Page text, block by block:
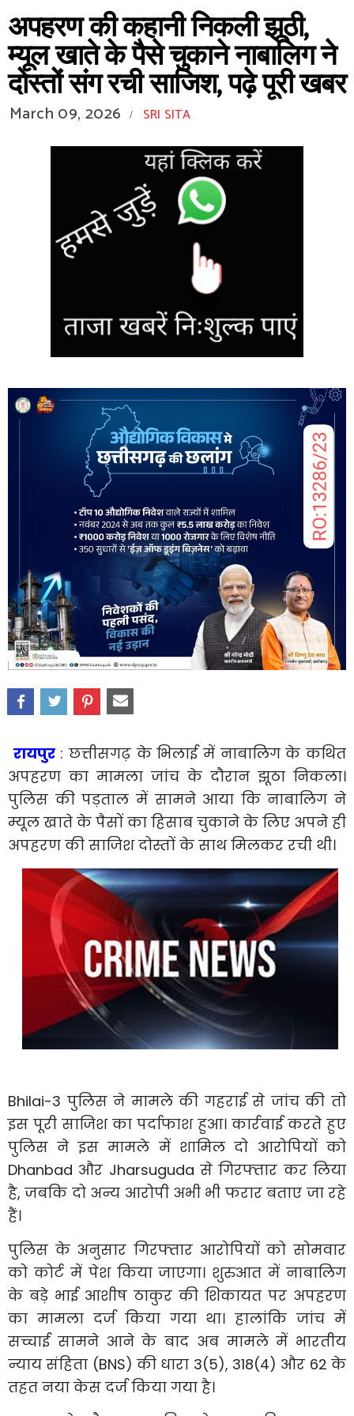
अपहरण की कहानी निकली झूठी,
म्यूल खाते के पैसे चुकाने नाबालिग ने
दोस्तों संग रची साजिश, पढ़े पूरी खबर
March 09, 2026 / SRI SITA
रायपुर: छत्तीसगढ़ के भिलाई में नाबालिग के कथित
अपहरण का मामला जांच के दौरान झूठा निकला।
पुलिस की पड़ताल में सामने आया कि नाबालिग ने
म्यूल खाते के पैसों का हिसाब चुकाने के लिए अपने ही
अपहरण की साजिश दोस्तों के साथ मिलकर रची थी।
Bhilai-3 पुलिस ने मामले की गहराई से जांच की तो
इस पूरी साजिश का पर्दाफाश हुआ। कार्रवाई करते हुए
पुलिस ने इस मामले में शामिल दो आरोपियों को
Dhanbad और Jharsuguda से गिरफ्तार कर लिया
है, जबकि दो अन्य आरोपी अभी भी फरार बताए जा रहे
हैं।
पुलिस के अनुसार गिरफ्तार आरोपियों को सोमवार
को कोर्ट में पेश किया जाएगा। शुरुआत में नाबालिग
के बड़े भाई आशीष ठाकुर की शिकायत पर अपहरण
का मामला दर्ज किया गया था। हालांकि जांच में
सच्चाई सामने आने के बाद अब मामले में भारतीय
न्याय संहिता (BNS) की धारा 3(5), 318(4) और 62 के
तहत नया केस दर्ज किया गया है।